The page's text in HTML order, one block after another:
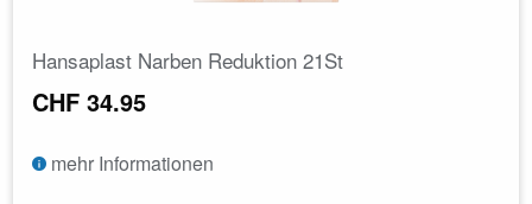
Hansaplast Narben Reduktion 21St
CHF 34.95
mehr Informationen